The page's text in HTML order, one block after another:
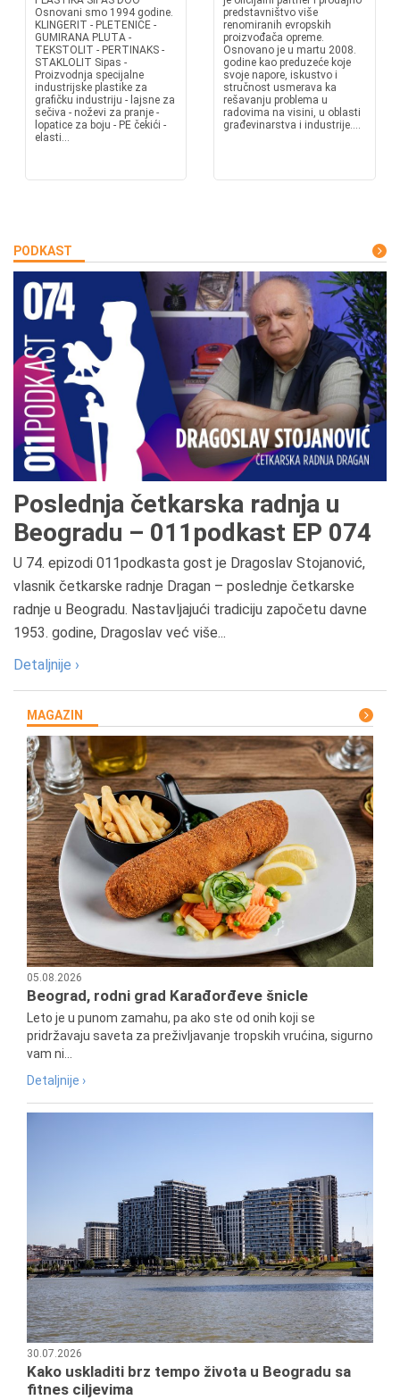
Osnovani smo 1994 godine.
KLINGERIT - PLETENICE -
GUMIRANA PLUTA -
TEKSTOLIT - PERTINAKS -
STAKLOLIT Sipas -
Proizvodnja specijalne
industrijske plastike za
grafičku industriju - lajsne za
sečiva - noževi za pranje -
lopatice za boju - PE čekići -
elasti...
predstavništvo više
renomiranih evropskih
proizvođača opreme.
Osnovano je u martu 2008.
godine kao preduzeće koje
svoje napore, iskustvo i
stručnost usmerava ka
rešavanju problema u
radovima na visini, u oblasti
građevinarstva i industrije....
PODKAST
Poslednja četkarska radnja u
Beogradu – 011podkast EP 074
U 74. epizodi 011podkasta gost je Dragoslav Stojanović,
vlasnik četkarske radnje Dragan – poslednje četkarske
radnje u Beogradu. Nastavljajući tradiciju započetu davne
1953. godine, Dragoslav već više...
Detaljnije ›
MAGAZIN
05.08.2026
Beograd, rodni grad Karađorđeve šnicle
Leto je u punom zamahu, pa ako ste od onih koji se
pridržavaju saveta za preživljavanje tropskih vrućina, sigurno
vam ni...
Detaljnije ›
30.07.2026
Kako uskladiti brz tempo života u Beogradu sa
fitnes ciljevima